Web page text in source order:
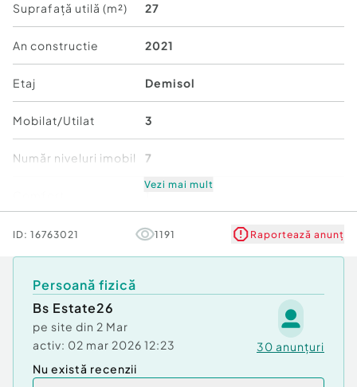
Avantaje:
- Bloc nou, construit cu materiale de calitate,
garantând un standard ridicat de confort.
- Poziție excelentă, în imediata apropiere a
mijloacelor de transport în comun, pentru o
deplasare facilă către orice zonă a orașului.
publice), centre comerciale, supermarketuri și
mall-uri.
- Zonă liniștită, ideală pentru locuit sau investiție.
visurilor dumneavoastră!
programarea unei vizionări.
Confort: 1
Tip imobil: Bloc de apartamente
Posibilitate parcare: Da
Nr. locuri parcare:1
Suprafață utilă (m²) 27
An constructie 2021
Etaj Demisol
Mobilat/Utilat 3
Număr niveluri imobil 7
Stare Nouă
Vezi mai mult
ID: 16763021 1191 Raportează anunț
Persoană fizică
Bs Estate26
pe site din 2 Mar
activ: 02 mar 2026 12:23 30 anunțuri
Nu există recenzii